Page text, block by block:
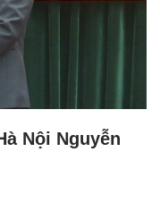
Nội Nguyễn